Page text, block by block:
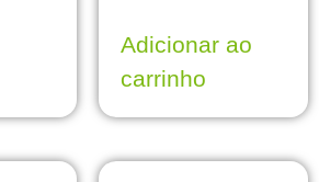
Adicionar ao
carrinho